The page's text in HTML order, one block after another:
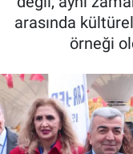
arasında
örneği